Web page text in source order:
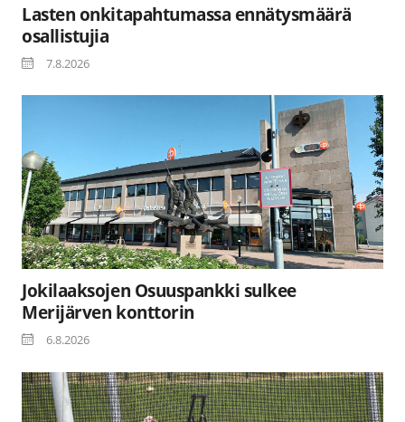
Lasten onkitapahtumassa ennätysmäärä
osallistujia
7.8.2026
Jokilaaksojen Osuuspankki sulkee
Merijärven konttorin
6.8.2026